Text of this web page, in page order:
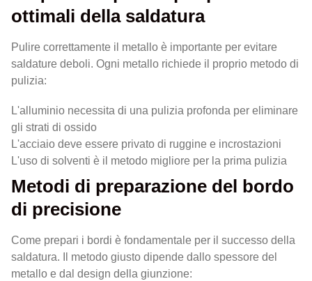
ottimali della saldatura
Pulire correttamente il metallo è importante per evitare
saldature deboli. Ogni metallo richiede il proprio metodo di
pulizia:
L'alluminio necessita di una pulizia profonda per eliminare
gli strati di ossido
L'acciaio deve essere privato di ruggine e incrostazioni
L'uso di solventi è il metodo migliore per la prima pulizia
Metodi di preparazione del bordo
di precisione
Come prepari i bordi è fondamentale per il successo della
saldatura. Il metodo giusto dipende dallo spessore del
metallo e dal design della giunzione: